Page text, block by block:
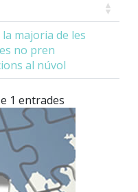
majoria de les
no pren
al núvol
1 entrades